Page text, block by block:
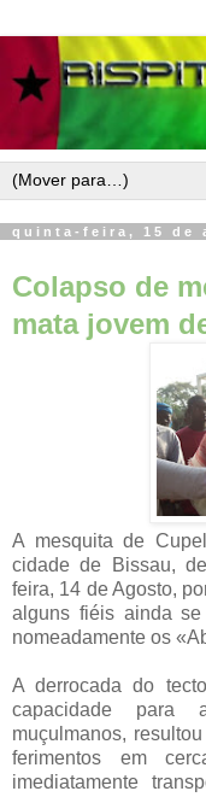
quinta-feira, 15 de
Colapso de
mata jovem
A mesquita de
cidade de Bissau,
feira, 14 de Agosto,
alguns fiéis ainda
nomeadamente os
A derrocada do
capacidade para
muçulmanos,
ferimentos em
imediatamente